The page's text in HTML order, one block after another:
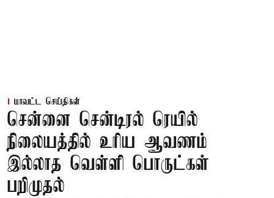
மாவட்ட செய்திகள்
சென்னை சென்டிரல் ரெயில்
நிலையத்தில் உரிய ஆவணம்
இல்லாத வெள்ளி பொருட்கள்
பறிமுதல்